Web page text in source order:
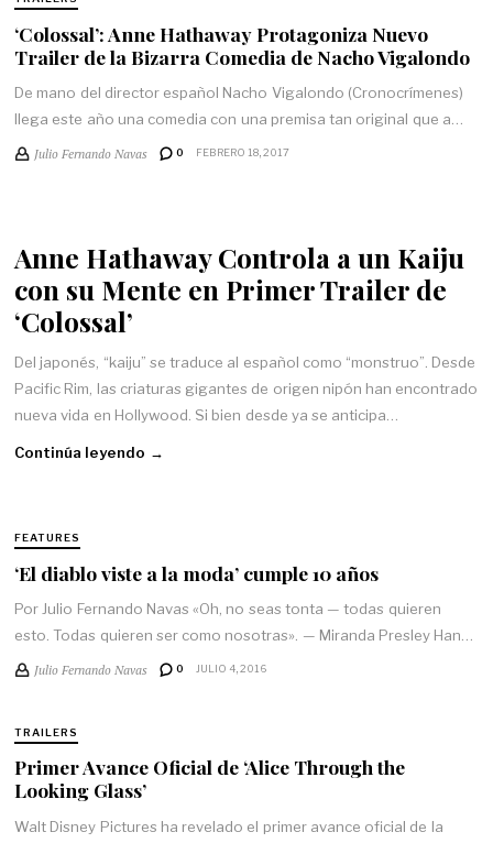
‘Colossal’: Anne Hathaway Protagoniza Nuevo
Trailer de la Bizarra Comedia de Nacho Vigalondo
De mano del director español Nacho Vigalondo (Cronocrímenes)
llega este año una comedia con una premisa tan original que a…
Julio Fernando Navas 0 FEBRERO 18, 2017
Anne Hathaway Controla a un Kaiju
con su Mente en Primer Trailer de
‘Colossal’
Del japonés, “kaiju” se traduce al español como “monstruo”. Desde
Pacific Rim, las criaturas gigantes de origen nipón han encontrado
nueva vida en Hollywood. Si bien desde ya se anticipa…
Continúa leyendo →
FEATURES
‘El diablo viste a la moda’ cumple 10 años
Por Julio Fernando Navas «Oh, no seas tonta — todas quieren
esto. Todas quieren ser como nosotras». — Miranda Presley Han…
Julio Fernando Navas 0 JULIO 4, 2016
TRAILERS
Primer Avance Oficial de ‘Alice Through the
Looking Glass’
Walt Disney Pictures ha revelado el primer avance oficial de la